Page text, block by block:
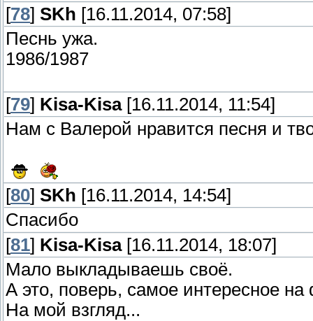
[78] SKh [16.11.2014, 07:58]
Песнь ужа.
1986/1987
[79] Kisa-Kisa[16.11.2014, 11:54]
Нам с Валерой нравится песня и
[80] SKh [16.11.2014, 14:54]
Спасибо
[81] Kisa-Kisa[16.11.2014, 18:07]
Мало выкладываешь своё.
А это, поверь, самое интересное на
На мой взгляд...